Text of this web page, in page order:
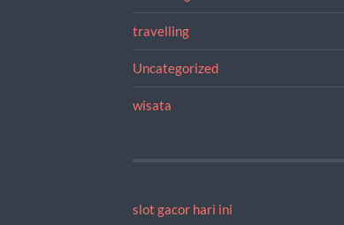
travelling
Uncategorized
wisata
slot gacor hari ini